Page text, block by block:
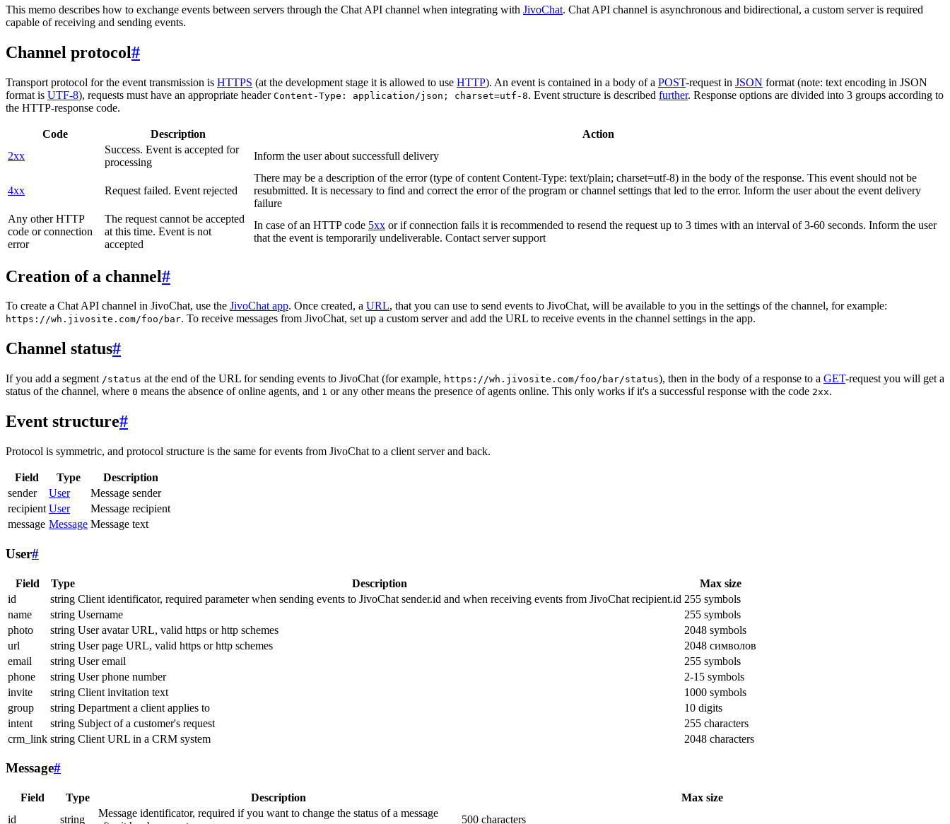
This memo describes how to exchange events between servers through the Chat API channel when integrating with JivoChat. Chat API channel is asynchronous and bidirectional, a custom server is required
capable of receiving and sending events.
Channel protocol#
Transport protocol for the event transmission is HTTPS (at the development stage it is allowed to use HTTP). An event is contained in a body of a POST-request in JSON format (note: text encoding in JSON
format is UTF-8), requests must have an appropriate header Content-Type: application/json; charset=utf-8. Event structure is described further. Response options are divided into 3 groups according to
the HTTP-response code.
Code Description
Action
2xx
Success. Event is accepted for
processing
Inform the user about successfull delivery
4xx Request failed. Event rejected
There may be a description of the error (type of content Content-Type: text/plain; charset=utf-8) in the body of the response. This event should not be
resubmitted. It is necessary to find and correct the error of the program or channel settings that led to the error. Inform the user about the event delivery
failure
Any other HTTP
code or connection
error
The request cannot be accepted
at this time. Event is not
accepted
In case of an HTTP code 5xx or if connection fails it is recommended to resend the request up to 3 times with an interval of 3-60 seconds. Inform the user
that the event is temporarily undeliverable. Contact server support
Creation of a channel#
To create a Chat API channel in JivoChat, use the JivoChat app. Once created, a URL, that you can use to send events to JivoChat, will be available to you in the settings of the channel, for example:
https://wh.jivosite.com/foo/bar. To receive messages from JivoChat, set up a custom server and add the URL to receive events in the channel settings in the app.
Channel status#
If you add a segment /status at the end of the URL for sending events to JivoChat (for example, https://wh.jivosite.com/foo/bar/status), then in the body of a response to a GET-request you will get a
status of the channel, where 0 means the absence of online agents, and 1 or any other means the presence of agents online. This only works if it's a successful response with the code 2xx.
Event structure#
Protocol is symmetric, and protocol structure is the same for events from JivoChat to a client server and back.
Field Type
Description
sender
User
Message sender
recipient User
Message recipient
message Message Message text
User#
Field Type Description
Max size
id
string Client identificator, required parameter when sending events to JivoChat sender.id and when receiving events from JivoChat recipient.id 255 symbols
name
string Username
255 symbols
photo
string User avatar URL, valid https or http schemes
2048 symbols
url
string User page URL, valid https or http schemes
2048 символов
email
string User email
255 symbols
phone
string User phone number
2-15 symbols
invite
string Client invitation text
1000 symbols
group
string Department a client applies to
10 digits
intent
string Subject of a customer's request
255 characters
crm_link string Client URL in a CRM system 2048 characters
Message#
Field Type Description
Max size
id
string
Message identificator, required if you want to change the status of a message
500 characters